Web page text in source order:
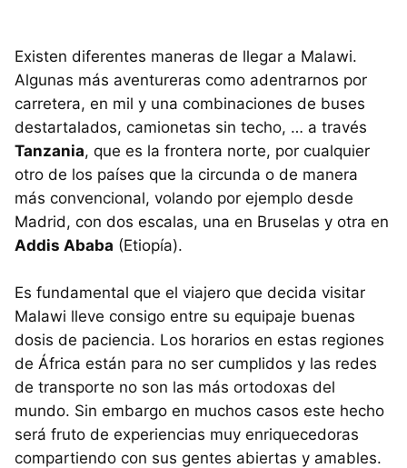
Existen diferentes maneras de llegar a Malawi.
Algunas más aventureras como adentrarnos por
carretera, en mil y una combinaciones de buses
destartalados, camionetas sin techo, … a través
Tanzania, que es la frontera norte, por cualquier
otro de los países que la circunda o de manera
más convencional, volando por ejemplo desde
Madrid, con dos escalas, una en Bruselas y otra en
Addis Ababa (Etiopía).
Es fundamental que el viajero que decida visitar
Malawi lleve consigo entre su equipaje buenas
dosis de paciencia. Los horarios en estas regiones
de África están para no ser cumplidos y las redes
de transporte no son las más ortodoxas del
mundo. Sin embargo en muchos casos este hecho
será fruto de experiencias muy enriquecedoras
compartiendo con sus gentes abiertas y amables.